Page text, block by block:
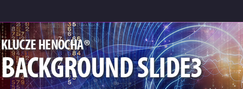
KLUCZE HENOCHA®
BACKGROUND SLIDE3